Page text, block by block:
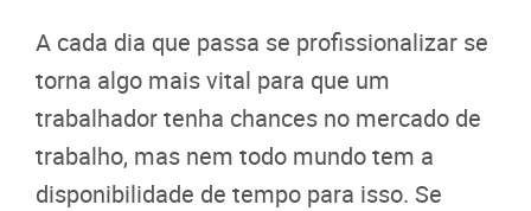
A cada dia que passa se profissionalizar se
torna algo mais vital para que um
trabalhador tenha chances no mercado de
trabalho, mas nem todo mundo tem a
disponibilidade de tempo para isso. Se